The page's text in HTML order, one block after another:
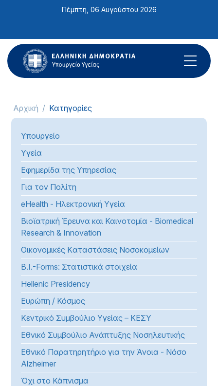
ιστότοπος
περιλαμβάνει
ένα
σύστημα
Πέμπτη, 06 Αυγούστου 2026
Αρχική Κατηγορίες
Υπουργείο
Υγεία
Εφημερίδα της Υπηρεσίας
Για τον Πολίτη
eHealth - Ηλεκτρονική Υγεία
Βιοϊατρική Έρευνα και Καινοτομία - Biomedical
Research & Innovation
Οικονομικές Kαταστάσεις Νοσοκομείων
B.I.-Forms: Στατιστικά στοιχεία
Hellenic Presidency
Ευρώπη / Κόσμος
Κεντρικό Συμβούλιο Υγείας – ΚΕΣΥ
Εθνικό Συμβούλιο Ανάπτυξης Νοσηλευτικής
Εθνικό Παρατηρητήριο για την Άνοια - Νόσο
Alzheimer
Όχι στο Κάπνισμα